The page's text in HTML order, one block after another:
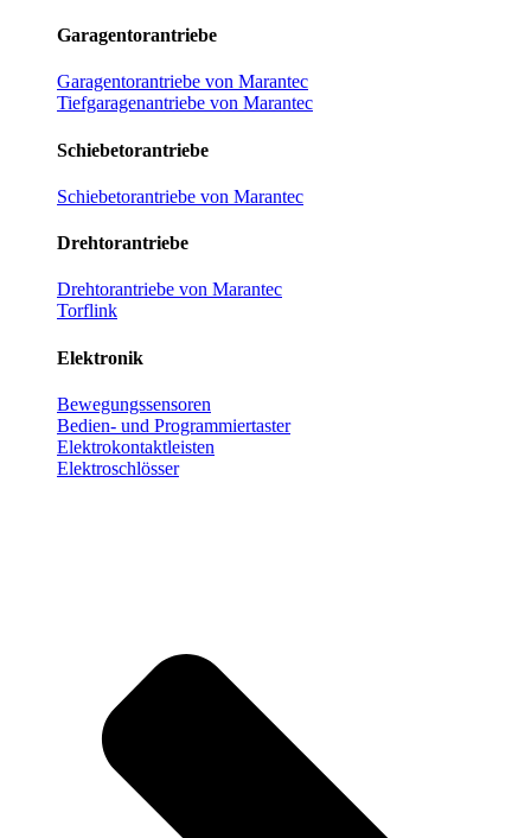
Garagentorantriebe
Garagentorantriebe von Marantec
Tiefgaragenantriebe von Marantec
Schiebetorantriebe
Schiebetorantriebe von Marantec
Drehtorantriebe
Drehtorantriebe von Marantec
Torflink
Elektronik
Bewegungssensoren
Bedien- und Programmiertaster
Elektrokontaktleisten
Elektroschlösser